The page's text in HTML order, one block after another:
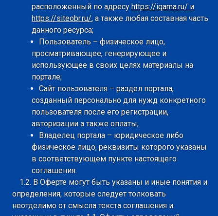
расположенный по адресу https://iqama.ru/ и
https://siteobr.ru/, а также любая составная часть
данного ресурса;
Пользователь – физическое лицо,
просматривающее, генерирующее и
использующее в своих целях материалы на
портале;
Сайт пользователя – раздел портала,
созданный персонально для нужд конкретного
пользователя после его регистрации,
авторизации а также оплаты;
Владелец портала – юридическое либо
физическое лицо, реквизиты которого указаны
в соответствующем пункте настоящего
соглашения.
1.2. В Оферте могут быть указаны и иные понятия и
определения, которые следует толковать
неотделимо от смысла текста соглашения и